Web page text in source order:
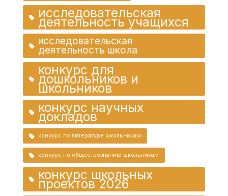
исследовательская
деятельность учащихся
исследовательская
деятельность школа
конкурс для
дошкольников и
школьников
конкурс научных
докладов
конкурс по литературе школьникам
конкурс по обществознанию школьникам
конкурс школьных
проектов 2026